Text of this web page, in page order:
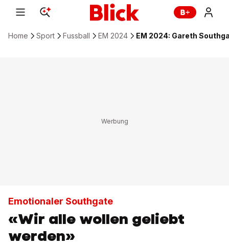
Home Sport Fussball EM 2024 EM 2024: Gareth
Emotionaler Southgate
«Wir alle wollen geliebt
werden»